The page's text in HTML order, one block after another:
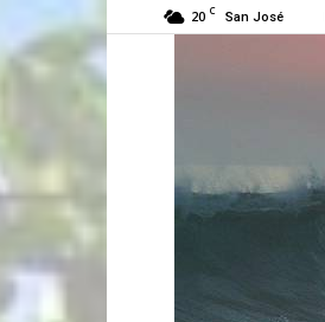
20 C San José